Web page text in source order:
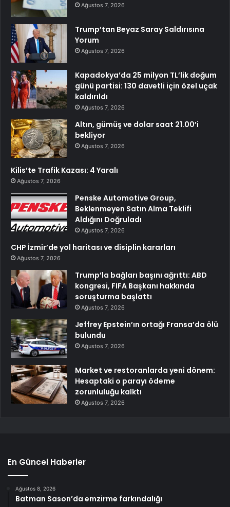
Ağustos 7, 2026
Trump’tan Beyaz Saray Saldırısına
Yorum
Ağustos 7, 2026
Kapadokya’da 25 milyon TL’lik doğum
günü partisi: 130 davetli için özel uçak
kaldırıldı
Ağustos 7, 2026
Altın, gümüş ve dolar saat 21.00’i
bekliyor
Ağustos 7, 2026
Kilis’te Trafik Kazası: 4 Yaralı
Ağustos 7, 2026
Penske Automotive Group,
Beklenmeyen Satın Alma Teklifi
Aldığını Doğruladı
Ağustos 7, 2026
CHP İzmir’de yol haritası ve disiplin kararları
Ağustos 7, 2026
Trump’la bağları başını ağrıttı: ABD
kongresi, FIFA Başkanı hakkında
soruşturma başlattı
Ağustos 7, 2026
Jeffrey Epstein’ın ortağı Fransa’da ölü
bulundu
Ağustos 7, 2026
Market ve restoranlarda yeni dönem:
Hesaptaki o parayı ödeme
zorunluluğu kalktı
Ağustos 7, 2026
En Güncel Haberler
Ağustos 8, 2026
Batman Sason’da emzirme farkındalığı